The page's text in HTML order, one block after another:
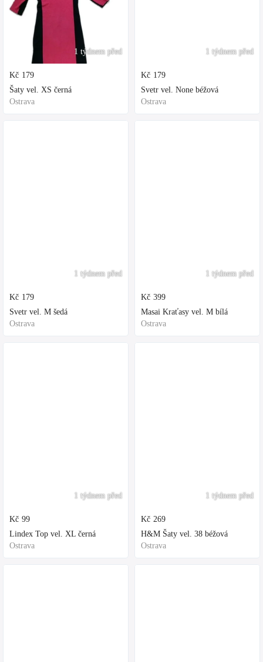
1 týdnem před
Kč 179
Šaty vel. XS černá
Ostrava
1 týdnem před
Kč 179
Svetr vel. M šedá
Ostrava
1 týdnem před
Kč 99
Lindex Top vel. XL černá
Ostrava
1 týdnem před
Kč 179
Svetr vel. None béžová
Ostrava
1 týdnem před
Kč 399
Masai Kraťasy vel. M bílá
Ostrava
1 týdnem před
Kč 269
H&M Šaty vel. 38 béžová
Ostrava